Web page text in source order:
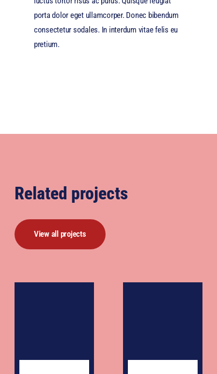
porta dolor eget ullamcorper. Donec bibendum
consectetur sodales. In interdum vitae felis eu
pretium.
Related projects
View all projects